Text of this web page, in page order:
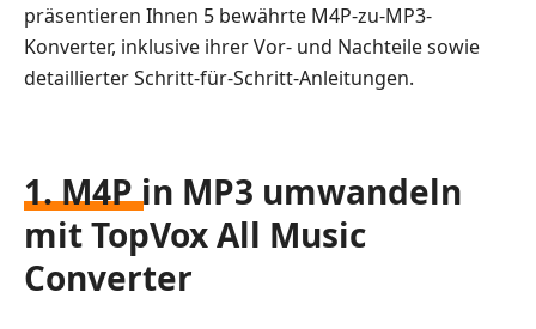
präsentieren Ihnen 5 bewährte M4P-zu-MP3-
Konverter, inklusive ihrer Vor- und Nachteile sowie
detaillierter Schritt-für-Schritt-Anleitungen.
1. M4P in MP3 umwandeln
mit TopVox All Music
Converter